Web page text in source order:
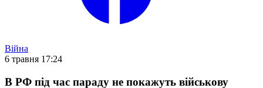
Війна
6 травня 17:24
В РФ під час параду не покажуть військову